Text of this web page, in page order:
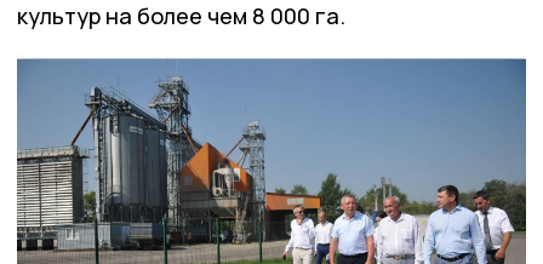
культур на более чем 8 000 га.